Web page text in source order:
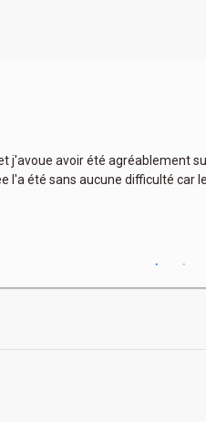
j'avoue avoir été agréablement
l'a été sans aucune difficulté car